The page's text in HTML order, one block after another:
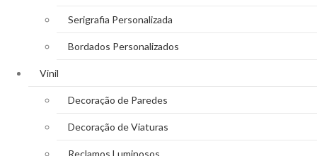
Serigrafia Personalizada
Bordados Personalizados
Vinil
Decoração de Paredes
Decoração de Viaturas
Reclamos Luminosos